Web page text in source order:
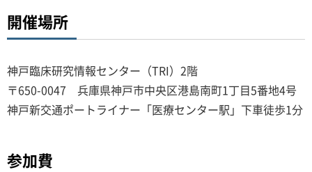
開催場所
神戸臨床研究情報センター（TRI）2階
〒650-0047 兵庫県神戸市中央区港島南町1丁目5番地4号
神戸新交通ポートライナー「医療センター駅」下車徒歩1分
参加費